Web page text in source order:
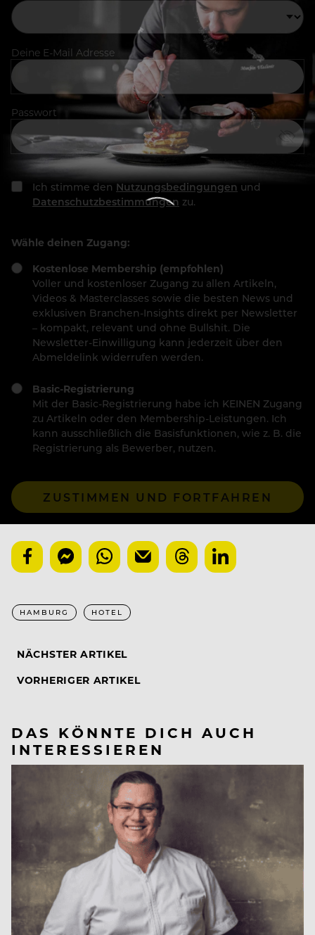
Deine E-Mail Adresse
Passwort
Ich stimme den Nutzungsbedingungen und
Datenschutzbestimmungen zu.
Wähle deinen Zugang:
Kostenlose Membership (empfohlen)
Voller und kostenloser Zugang zu allen Artikeln,
Videos & Masterclasses sowie die besten News und
exklusiven Branchen-Insights direkt per Newsletter
– kompakt, relevant und ohne Bullshit. Die
Newsletter-Einwilligung kann jederzeit über den
Abmeldelink widerrufen werden.
Basic-Registrierung
Mit der Basic-Registrierung habe ich KEINEN Zugang
zu Artikeln oder den Membership-Leistungen. Ich
kann ausschließlich die Basisfunktionen, wie z. B. die
Registrierung als Bewerber, nutzen.
ZUSTIMMEN UND FORTFAHREN
HAMBURG HOTEL
NÄCHSTER ARTIKEL
VORHERIGER ARTIKEL
DAS KÖNNTE DICH AUCH
INTERESSIEREN